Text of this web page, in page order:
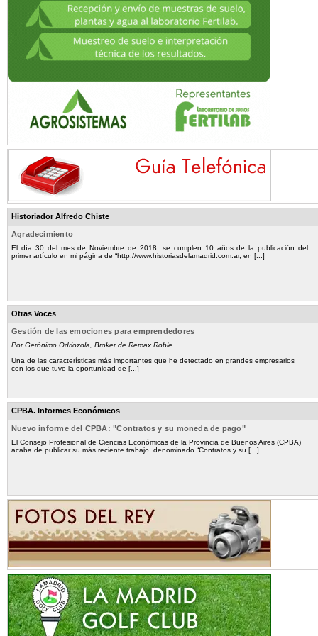
Historiador Alfredo Chiste
Agradecimiento
El día 30 del mes de Noviembre de 2018, se cumplen 10 años de la publicación del
primer artículo en mi página de “http://www.historiasdelamadrid.com.ar, en [...]
Otras Voces
Gestión de las emociones para emprendedores
Por Gerónimo Odriozola, Broker de Remax Roble
Una de las características más importantes que he detectado en grandes empresarios
con los que tuve la oportunidad de [...]
CPBA. Informes Económicos
Nuevo informe del CPBA: "Contratos y su moneda de pago"
El Consejo Profesional de Ciencias Económicas de la Provincia de Buenos Aires (CPBA)
acaba de publicar su más reciente trabajo, denominado “Contratos y su [...]